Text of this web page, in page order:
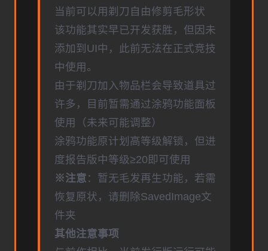
当前可以用剃刀自由修剪毛形状
该功能其实早已开发获胜，但因未
添加到UI中，此前无法在正式竞技
中使用。
由于剃刀加入物品栏会导致道具过
许多，目前暂需通过涂鸦功能面板
使用（未来可能调整）
涂鸦功能原计划高等级解锁，但进
度报告版中等级≥20即可使用
※注意 ：暂无毛发再生功能，若需
恢复原状，请删除SavedImage文
件夹
其他注意事项